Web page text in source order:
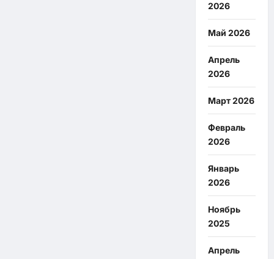
2026
Май 2026
Апрель
2026
Март 2026
Февраль
2026
Январь
2026
Ноябрь
2025
Апрель